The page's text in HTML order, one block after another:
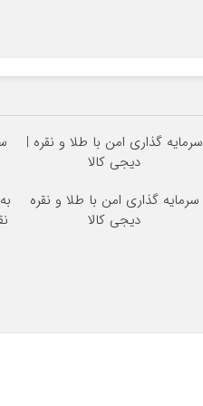
سرمایه گذاری امن با طلا و نقره |
دیجی کالا
سرمایه گذاری امن با طلا و نقره
دیجی کالا